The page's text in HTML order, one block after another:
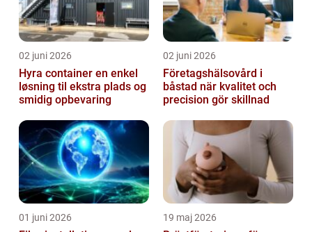
02 juni 2026
Hyra container en enkel
løsning til ekstra plads og
smidig opbevaring
02 juni 2026
Företagshälsovård i
båstad när kvalitet och
precision gör skillnad
01 juni 2026 19 maj 2026